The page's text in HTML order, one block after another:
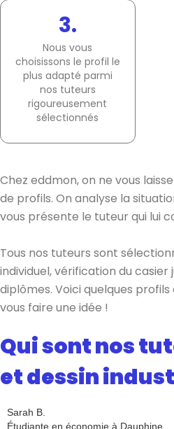
3.
Nous vous
choisissons le profil le
plus adapté parmi
nos tuteurs
rigoureusement
sélectionnés
Chez eddmon, on ne vous
de profils. On analyse la
vous présente le tuteur qui lui
Tous nos tuteurs sont
individuel, vérification du
diplômes. Voici quelques
vous faire une idée !
Qui sont nos
et dessin
Sarah B.
Étudiante en économie à Dauphine